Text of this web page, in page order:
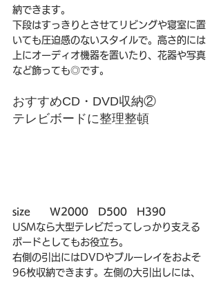
納できます。
下段はすっきりとさせてリビングや寝室に置
いても圧迫感のないスタイルで。高さ的には
上にオーディオ機器を置いたり、花器や写真
など飾っても◎です。
おすすめCD・DVD収納②
テレビボードに整理整頓
size　　W2000　D500　H390
USMなら大型テレビだってしっかり支える
ボードとしてもお役立ち。
右側の引出にはDVDやブルーレイをおよそ
96枚収納できます。左側の大引出しには、